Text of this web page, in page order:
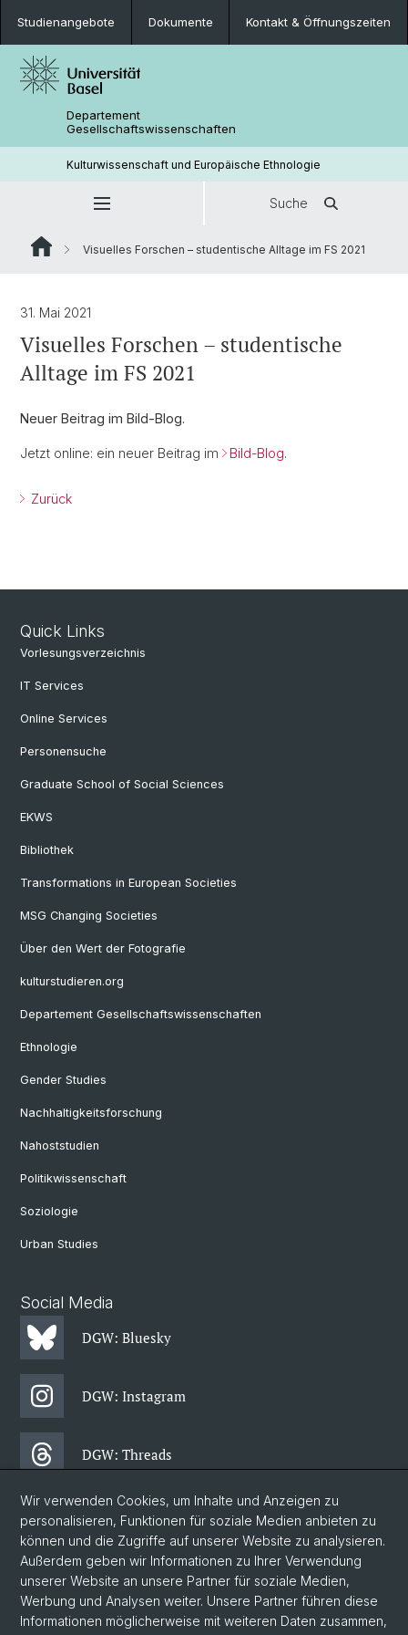
Studienangebote Dokumente Kontakt & Öffnungszeiten
Departement
Gesellschaftswissenschaften
Kulturwissenschaft und Europäische Ethnologie
Suche
Visuelles Forschen – studentische Alltage im FS 2021
31. Mai 2021
Visuelles Forschen – studentische
Alltage im FS 2021
Neuer Beitrag im Bild-Blog.
Jetzt online: ein neuer Beitrag im Bild-Blog.
Zurück
Quick Links
Vorlesungsverzeichnis
IT Services
Online Services
Personensuche
Graduate School of Social Sciences
EKWS
Bibliothek
Transformations in European Societies
MSG Changing Societies
Über den Wert der Fotografie
kulturstudieren.org
Departement Gesellschaftswissenschaften
Ethnologie
Gender Studies
Nachhaltigkeitsforschung
Nahoststudien
Politikwissenschaft
Soziologie
Urban Studies
Social Media
DGW: Bluesky
DGW: Instagram
DGW: Threads
DGW: Facebook
DGW: Newsletter
Wir verwenden Cookies, um Inhalte und Anzeigen zu
personalisieren, Funktionen für soziale Medien anbieten zu
können und die Zugriffe auf unserer Website zu analysieren.
Außerdem geben wir Informationen zu Ihrer Verwendung
unserer Website an unsere Partner für soziale Medien,
Werbung und Analysen weiter. Unsere Partner führen diese
Informationen möglicherweise mit weiteren Daten zusammen,